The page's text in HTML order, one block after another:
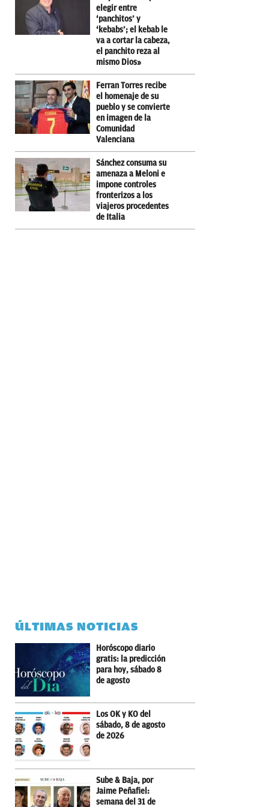
elegir entre
‘panchitos’ y
‘kebabs’; el kebab le
va a cortar la cabeza,
el panchito reza al
mismo Dios»
Ferran Torres recibe
el homenaje de su
pueblo y se convierte
en imagen de la
Comunidad
Valenciana
Sánchez consuma su
amenaza a Meloni e
impone controles
fronterizos a los
viajeros procedentes
de Italia
ÚLTIMAS NOTICIAS
Horóscopo diario
gratis: la predicción
para hoy, sábado 8
de agosto
Los OK y KO del
sábado, 8 de agosto
de 2026
Sube & Baja, por
Jaime Peñafiel:
semana del 31 de